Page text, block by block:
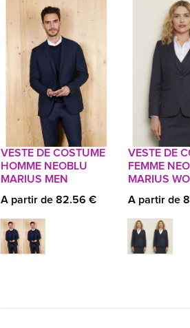
VESTE DE COSTUME
HOMME NEOBLU
MARIUS MEN
A partir de 82.56 €
VESTE DE
FEMME
MARIUS
A partir de